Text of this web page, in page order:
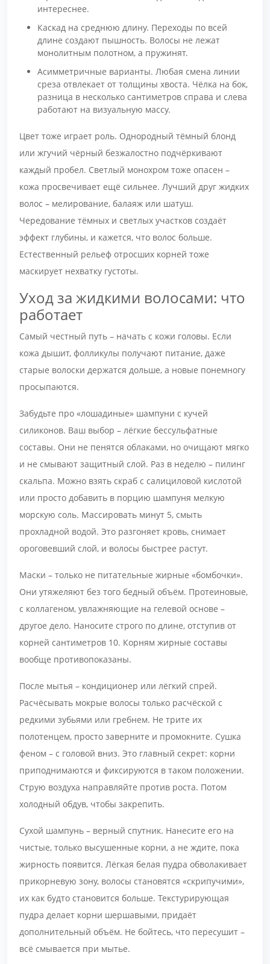
интереснее.
Каскад на среднюю длину. Переходы по всей
длине создают пышность. Волосы не лежат
монолитным полотном, а пружинят.
Асимметричные варианты. Любая смена линии
среза отвлекает от толщины хвоста. Чёлка на бок,
разница в несколько сантиметров справа и слева
работают на визуальную массу.
Цвет тоже играет роль. Однородный тёмный блонд
или жгучий чёрный безжалостно подчёркивают
каждый пробел. Светлый монохром тоже опасен –
кожа просвечивает ещё сильнее. Лучший друг жидких
волос – мелирование, балаяж или шатуш.
Чередование тёмных и светлых участков создаёт
эффект глубины, и кажется, что волос больше.
Естественный рельеф отросших корней тоже
маскирует нехватку густоты.
Уход за жидкими волосами: что
работает
Самый честный путь – начать с кожи головы. Если
кожа дышит, фолликулы получают питание, даже
старые волоски держатся дольше, а новые понемногу
просыпаются.
Забудьте про «лошадиные» шампуни с кучей
силиконов. Ваш выбор – лёгкие бессульфатные
составы. Они не пенятся облаками, но очищают мягко
и не смывают защитный слой. Раз в неделю – пилинг
скальпа. Можно взять скраб с салициловой кислотой
или просто добавить в порцию шампуня мелкую
морскую соль. Массировать минут 5, смыть
прохладной водой. Это разгоняет кровь, снимает
ороговевший слой, и волосы быстрее растут.
Маски – только не питательные жирные «бомбочки».
Они утяжеляют без того бедный объём. Протеиновые,
с коллагеном, увлажняющие на гелевой основе –
другое дело. Наносите строго по длине, отступив от
корней сантиметров 10. Корням жирные составы
вообще противопоказаны.
После мытья – кондиционер или лёгкий спрей.
Расчёсывать мокрые волосы только расчёской с
редкими зубьями или гребнем. Не трите их
полотенцем, просто заверните и промокните. Сушка
феном – с головой вниз. Это главный секрет: корни
приподнимаются и фиксируются в таком положении.
Струю воздуха направляйте против роста. Потом
холодный обдув, чтобы закрепить.
Сухой шампунь – верный спутник. Нанесите его на
чистые, только высушенные корни, а не ждите, пока
жирность появится. Лёгкая белая пудра обволакивает
прикорневую зону, волосы становятся «скрипучими»,
их как будто становится больше. Текстурирующая
пудра делает корни шершавыми, придаёт
дополнительный объём. Не бойтесь, что пересушит –
всё смывается при мытье.